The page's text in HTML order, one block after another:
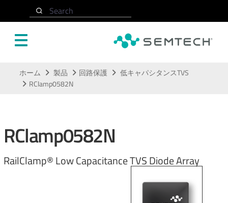
Search
ホーム 製品 回路保護
低キャパシタンスTVS
RClamp0582N
RClamp0582N
RailClamp® Low Capacitance TVS Diode Array